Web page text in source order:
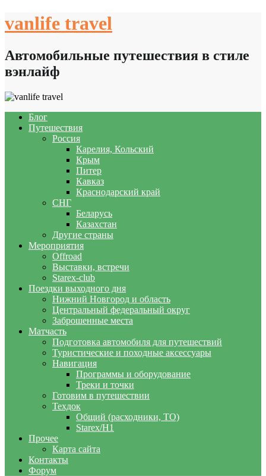
to
vanlife travel
Автомобильные путешествия в стиле
вэнлайф
Блог
Путешествия
Россия
Карелия, Кольский
Крым
Питер
Кавказ
Краснодарский край
СНГ
Беларусь
Казахстан
Другие страны
Мероприятия
Offroad
Выставки, встречи
Starex-club
Поездки выходного дня
Нижний Новгород и область
Центральный федеральный округ
Заброшенные места
Матчасть
Подготовка автомобиля для путешествий
Туристические и походные аксессуары
Навигация
Программы и оборудование
Треки и точки
Готовим в путешествии
Техдок
Общий (расходники, ТО)
Starex/H1
Прочее
Карта сайта
Контакты
Форум